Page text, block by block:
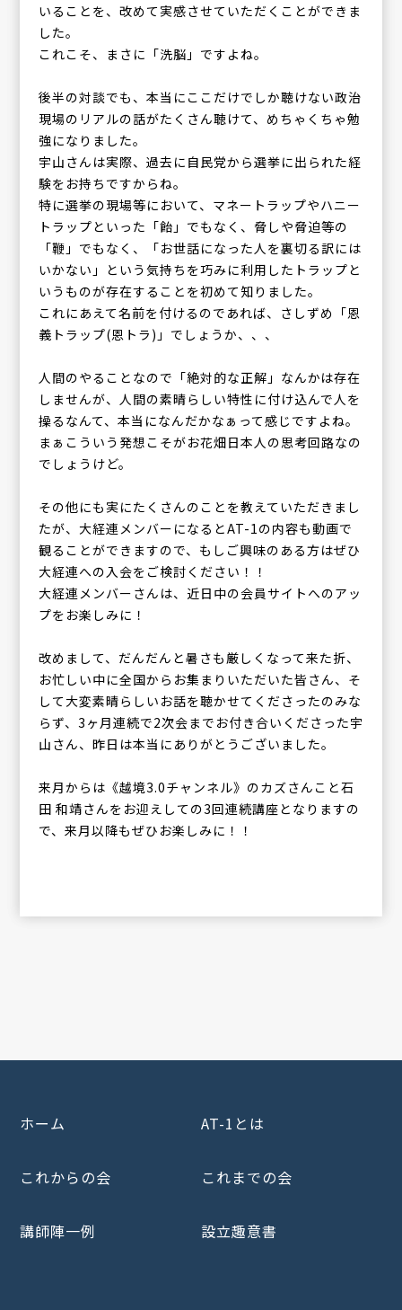
いることを、改めて実感させていただくことができま
した。
これこそ、まさに「洗脳」ですよね。
後半の対談でも、本当にここだけでしか聴けない政治
現場のリアルの話がたくさん聴けて、めちゃくちゃ勉
強になりました。
宇山さんは実際、過去に自民党から選挙に出られた経
験をお持ちですからね。
特に選挙の現場等において、マネートラップやハニー
トラップといった「飴」でもなく、脅しや脅迫等の
「鞭」でもなく、「お世話になった人を裏切る訳には
いかない」という気持ちを巧みに利用したトラップと
いうものが存在することを初めて知りました。
これにあえて名前を付けるのであれば、さしずめ「恩
義トラップ(恩トラ)」でしょうか、、、
人間のやることなので「絶対的な正解」なんかは存在
しませんが、人間の素晴らしい特性に付け込んで人を
操るなんて、本当になんだかなぁって感じですよね。
まぁこういう発想こそがお花畑日本人の思考回路なの
でしょうけど。
その他にも実にたくさんのことを教えていただきまし
たが、大経連メンバーになるとAT-1の内容も動画で
観ることができますので、もしご興味のある方はぜひ
大経連への入会をご検討ください！！
大経連メンバーさんは、近日中の会員サイトへのアッ
プをお楽しみに！
改めまして、だんだんと暑さも厳しくなって来た折、
お忙しい中に全国からお集まりいただいた皆さん、そ
して大変素晴らしいお話を聴かせてくださったのみな
らず、3ヶ月連続で2次会までお付き合いくださった宇
山さん、昨日は本当にありがとうございました。
来月からは《越境3.0チャンネル》のカズさんこと石
田 和靖さんをお迎えしての3回連続講座となりますの
で、来月以降もぜひお楽しみに！！
ホーム AT-1とは
これからの会 これまでの会
講師陣一例 設立趣意書